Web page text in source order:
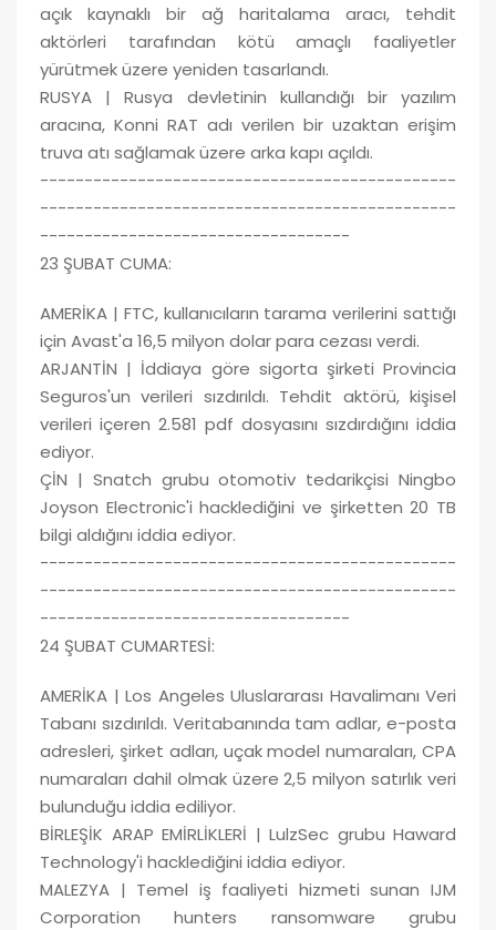
açık kaynaklı bir ağ haritalama aracı, tehdit
aktörleri tarafından kötü amaçlı faaliyetler
yürütmek üzere yeniden tasarlandı.
RUSYA | Rusya devletinin kullandığı bir yazılım
aracına, Konni RAT adı verilen bir uzaktan erişim
truva atı sağlamak üzere arka kapı açıldı.
-----------------------------------------------
-----------------------------------------------
-----------------------------------
23 ŞUBAT CUMA:
AMERİKA | FTC, kullanıcıların tarama verilerini sattığı
için Avast'a 16,5 milyon dolar para cezası verdi.
ARJANTİN | İddiaya göre sigorta şirketi Provincia
Seguros'un verileri sızdırıldı. Tehdit aktörü, kişisel
verileri içeren 2.581 pdf dosyasını sızdırdığını iddia
ediyor.
ÇİN | Snatch grubu otomotiv tedarikçisi Ningbo
Joyson Electronic'i hacklediğini ve şirketten 20 TB
bilgi aldığını iddia ediyor.
-----------------------------------------------
-----------------------------------------------
-----------------------------------
24 ŞUBAT CUMARTESİ:
AMERİKA | Los Angeles Uluslararası Havalimanı Veri
Tabanı sızdırıldı. Veritabanında tam adlar, e-posta
adresleri, şirket adları, uçak model numaraları, CPA
numaraları dahil olmak üzere 2,5 milyon satırlık veri
bulunduğu iddia ediliyor.
BİRLEŞİK ARAP EMİRLİKLERİ | LulzSec grubu Haward
Technology'i hacklediğini iddia ediyor.
MALEZYA | Temel iş faaliyeti hizmeti sunan IJM
Corporation hunters ransomware grubu